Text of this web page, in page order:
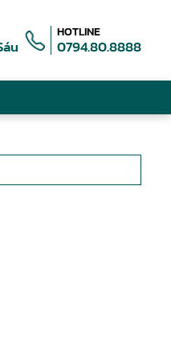
HOTLINE
0794.80.8888